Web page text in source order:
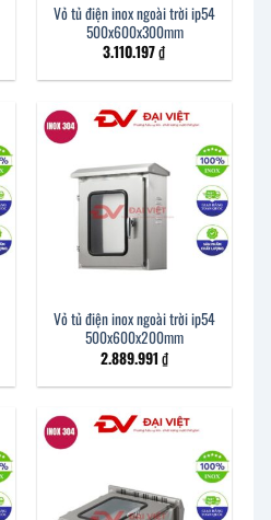
Vỏ tủ điện inox ngoài trời ip54
500x600x300mm
3.110.197₫
Vỏ tủ điện inox ngoài trời ip54
500x600x200mm
2.889.991 ₫